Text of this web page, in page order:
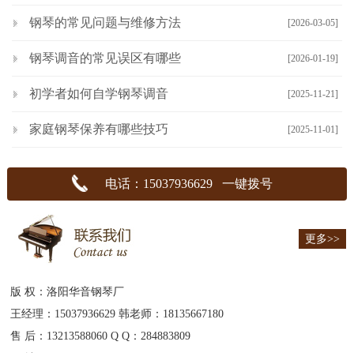
[2026-03-05]
钢琴的常见问题与维修方法
[2026-01-19]
钢琴调音的常见误区有哪些
[2025-11-21]
初学者如何自学钢琴调音
[2025-11-01]
家庭钢琴保养有哪些技巧
电话：15037936629 一键拨号
更多>>
版 权：洛阳华音钢琴厂
王经理：15037936629 韩老师：18135667180
售 后：13213588060 Q Q：284883809